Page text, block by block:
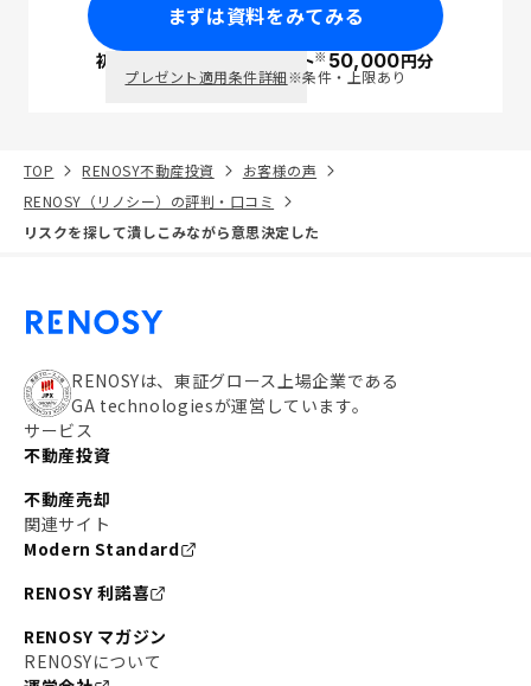
まずは資料をみてみる
初回面談で ポイント※50,000円分
プレゼント適用条件詳細※条件・上限あり
TOP RENOSY不動産投資
お客様の声
RENOSY（リノシー）の評判・口コミ
リスクを探して潰しこみながら意思決定した
RENOSYは、東証グロース上場企業である
GA technologiesが運営しています。
サービス
不動産投資
不動産売却
関連サイト
Modern Standard
RENOSY 利諾喜
RENOSY マガジン
RENOSYについて